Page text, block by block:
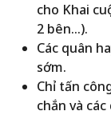
cho Khai
2 bên…).
Các quân
sớm.
Chỉ tấn
chắn và